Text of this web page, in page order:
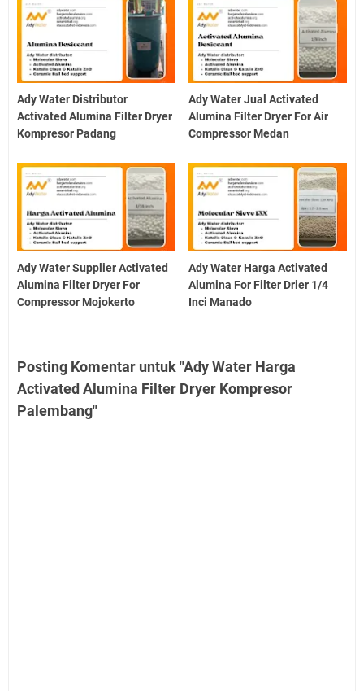
Ady Water Distributor
Activated Alumina Filter Dryer
Kompresor Padang
Ady Water Jual Activated
Alumina Filter Dryer For Air
Compressor Medan
Ady Water Supplier Activated
Alumina Filter Dryer For
Compressor Mojokerto
Ady Water Harga Activated
Alumina For Filter Drier 1/4
Inci Manado
Posting Komentar untuk "Ady Water Harga
Activated Alumina Filter Dryer Kompresor
Palembang"